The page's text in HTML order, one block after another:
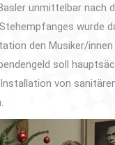
unmittelbar nach
wurde
den Musiker/
soll
von